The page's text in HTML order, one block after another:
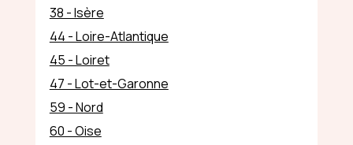
38 - Isère
44 - Loire-Atlantique
45 - Loiret
47 - Lot-et-Garonne
59 - Nord
60 - Oise